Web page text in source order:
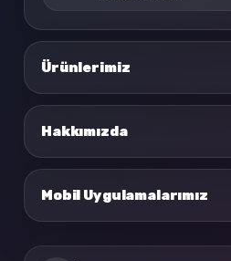
Ürünlerimiz
Hakkımızda
Mobil Uygulamalarımız